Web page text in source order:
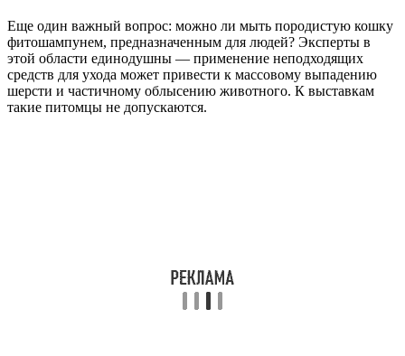
Еще один важный вопрос: можно ли мыть породистую кошку
фитошампунем, предназначенным для людей? Эксперты в
этой области единодушны — применение неподходящих
средств для ухода может привести к массовому выпадению
шерсти и частичному облысению животного. К выставкам
такие питомцы не допускаются.